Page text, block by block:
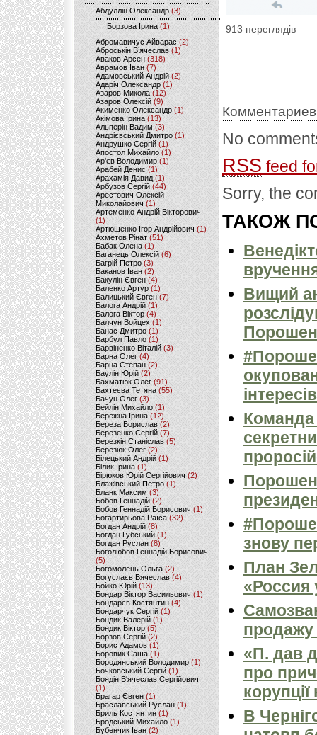
Абдуллін Олександр (3)
Борзова Ірина(1)
Абромавичус Айварас (2)
Аброськін В’ячеслав(1)
Аваков Арсен (318)
Аврамов Іван (7)
Адамовський Андрій(2)
Адаріч Олександр (1)
Азаров Микола (12)
Азаров Олексій (9)
Акименко Олександр(1)
Акімова Ірина(13)
Альперін Вадим (3)
Андрієвський Дмитро(1)
Андрушко Сергій(1)
Апостол Михайло(1)
Ар'єв Володимир (1)
Арабей Денис(1)
Арахамія Давид (1)
Арбузов Сергій (44)
Арестович Олексій
Миколайович(1)
Артеменко Андрій Вікторович
(1)
Артюшенко Ігор Андрійович(1)
Ахметов Рінат(51)
Бабак Олена(1)
Баганець Олексій(6)
Багрій Петро (3)
Баканов Іван(2)
Бакулін Євген (4)
Баленко Артур(1)
Балицький Євген(7)
Балога Андрій (1)
Балога Віктор (4)
Балчун Войцех (1)
Банас Дмитро (1)
Барбул Павло(1)
Барвіненко Віталій(3)
Барна Олег (4)
Барна Степан (2)
Баулін Юрій (2)
Бахматюк Олег (91)
Бахтеєва Тетяна(55)
Бачун Олег (3)
Бейлін Михайло (1)
Бережна Ірина(12)
Береза Борислав(2)
Березенко Сергій (7)
Березкін Станіслав (5)
Березюк Олег(2)
Білецький Андрій (1)
Білик Ірина (1)
Бірюков Юрій Сергійович (2)
Блажівський Петро (1)
Бланк Максим(3)
Бобов Геннадій (2)
Бобов Геннадій Борисович (1)
Богартирьова Раїса (32)
Богдан Андрій(8)
Богдан Губський (1)
Богдан Руслан(8)
Боголюбов Геннадій Борисович
(5)
Богомолець Ольга (2)
Богуслаєв Вячеслав (4)
Бойко Юрій (13)
Бондар Віктор Васильович (1)
Бондарєв Костянтин (4)
Бондарчук Сергій(1)
Бондик Валерій (1)
Бондик Віктор(5)
Борзов Сергiй (2)
Борис Адамов(1)
Боровик Саша (1)
Бородянський Володимир (1)
Бочковський Сергій (1)
Боядін В'ячеслав Сергійович
(1)
Брагар Євген (1)
Браславський Руслан (1)
Бриль Костянтин (1)
Бродський Михайло (1)
Бубенчик Іван(2)
913 переглядів
No
RSS feed
Sorry, the
ТАКОЖ
Вищий
інтересів
Команда
знову
План
продажу
«П. дав
про
В